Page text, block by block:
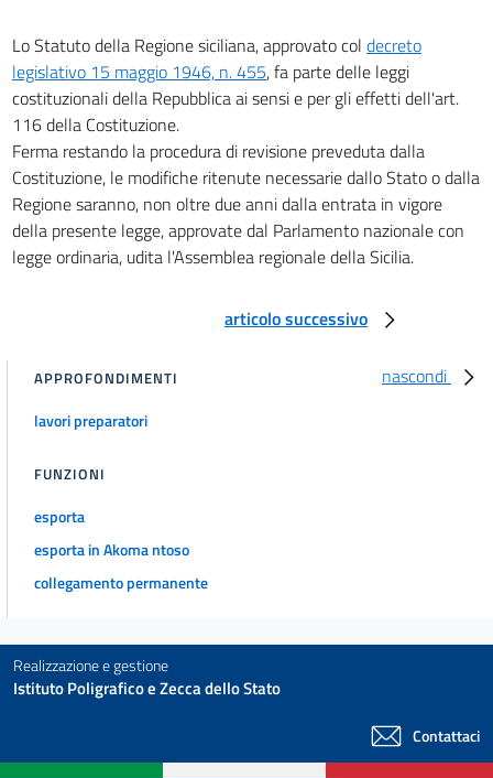
Lo Statuto della Regione siciliana, approvato col decreto
legislativo 15 maggio 1946, n. 455, fa parte delle leggi
costituzionali della Repubblica ai sensi e per gli effetti dell'art.
116 della Costituzione.
Ferma restando la procedura di revisione preveduta dalla
Costituzione, le modifiche ritenute necessarie dallo Stato o dalla
Regione saranno, non oltre due anni dalla entrata in vigore
della presente legge, approvate dal Parlamento nazionale con
legge ordinaria, udita l'Assemblea regionale della Sicilia.
articolo successivo
nascondi
APPROFONDIMENTI
lavori preparatori
FUNZIONI
esporta
esporta in Akoma ntoso
collegamento permanente
Realizzazione e gestione
Istituto Poligrafico e Zecca dello Stato
Contattaci